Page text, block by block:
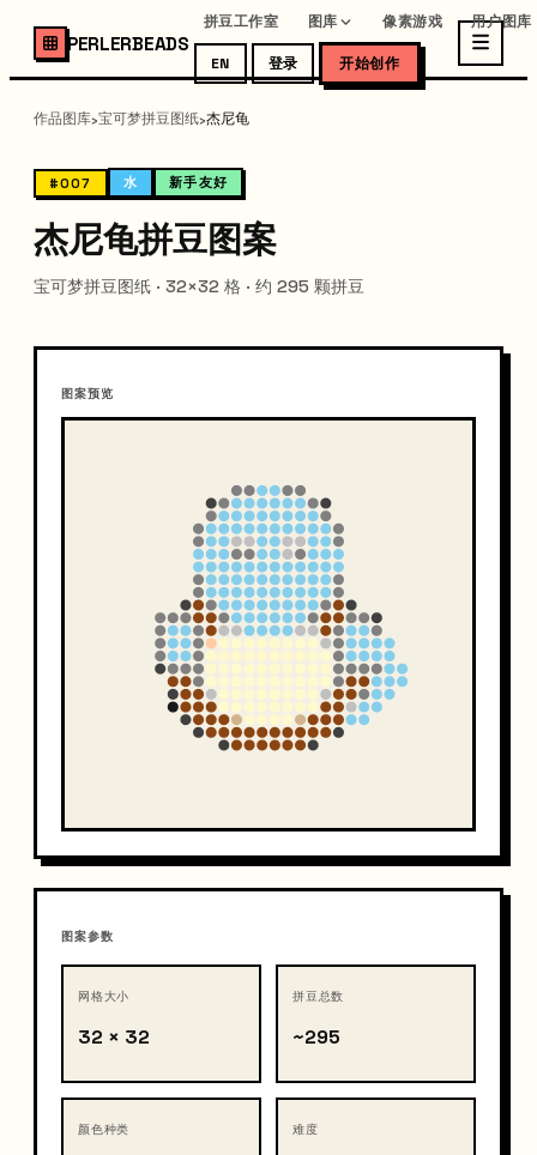
PERLERBEADS
拼豆工作室 图库 像素游戏 用户图库
EN 登录 开始创作
作品图库›宝可梦拼豆图纸›杰尼龟
#007 水 新手友好
杰尼龟拼豆图案
宝可梦拼豆图纸 · 32×32 格 · 约 295 颗拼豆
图案预览
图案参数
网格大小
32 × 32
拼豆总数
~295
颜色种类 难度